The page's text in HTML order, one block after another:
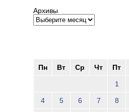
Архивы
Пн Вт Ср Чт Пт
1
4 5 6 7 8